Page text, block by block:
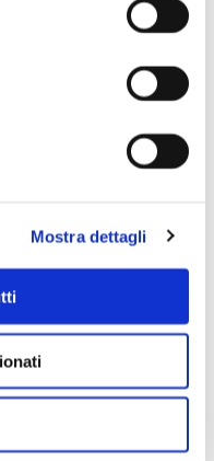
Mostra dettagli